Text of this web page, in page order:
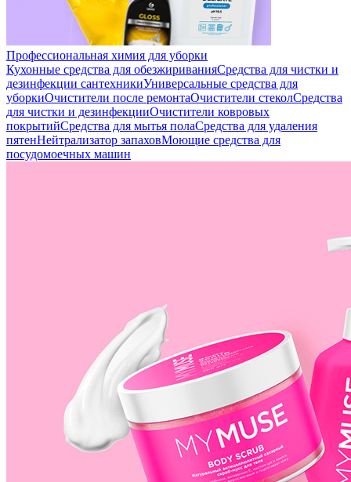
Профессиональная химия для уборки
Кухонные средства для обезжириванияСредства для чистки и
дезинфекции сантехникиУниверсальные средства для
уборкиОчистители после ремонтаОчистители стеколСредства
для чистки и дезинфекцииОчистители ковровых
покрытийСредства для мытья полаСредства для удаления
пятенНейтрализатор запаховМоющие средства для
посудомоечных машин